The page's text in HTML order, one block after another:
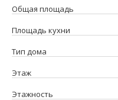
Общая площадь
Площадь кухни
Тип дома
Этаж
Этажность